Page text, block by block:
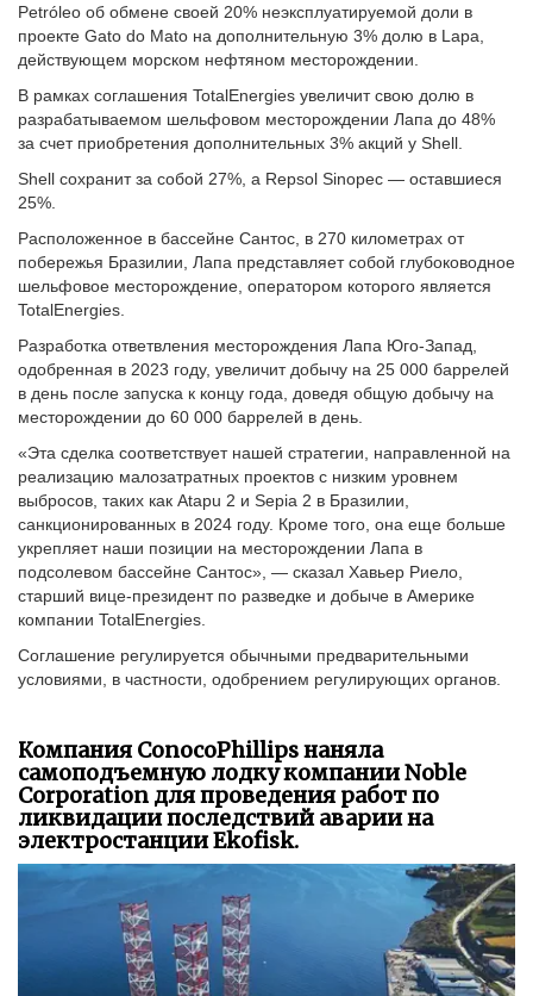
Petróleo об обмене своей 20% неэксплуатируемой доли в
проекте Gato do Mato на дополнительную 3% долю в Lapa,
действующем морском нефтяном месторождении.
В рамках соглашения TotalEnergies увеличит свою долю в
разрабатываемом шельфовом месторождении Лапа до 48%
за счет приобретения дополнительных 3% акций у Shell.
Shell сохранит за собой 27%, а Repsol Sinopec — оставшиеся
25%.
Расположенное в бассейне Сантос, в 270 километрах от
побережья Бразилии, Лапа представляет собой глубоководное
шельфовое месторождение, оператором которого является
TotalEnergies.
Разработка ответвления месторождения Лапа Юго-Запад,
одобренная в 2023 году, увеличит добычу на 25 000 баррелей
в день после запуска к концу года, доведя общую добычу на
месторождении до 60 000 баррелей в день.
«Эта сделка соответствует нашей стратегии, направленной на
реализацию малозатратных проектов с низким уровнем
выбросов, таких как Atapu 2 и Sepia 2 в Бразилии,
санкционированных в 2024 году. Кроме того, она еще больше
укрепляет наши позиции на месторождении Лапа в
подсолевом бассейне Сантос», — сказал Хавьер Риело,
старший вице-президент по разведке и добыче в Америке
компании TotalEnergies.
Соглашение регулируется обычными предварительными
условиями, в частности, одобрением регулирующих органов.
Компания ConocoPhillips наняла
самоподъемную лодку компании Noble
Corporation для проведения работ по
ликвидации последствий аварии на
электростанции Ekofisk.